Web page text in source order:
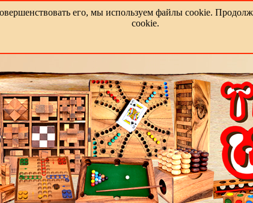
его, мы используем файлы cookie.
cookie.